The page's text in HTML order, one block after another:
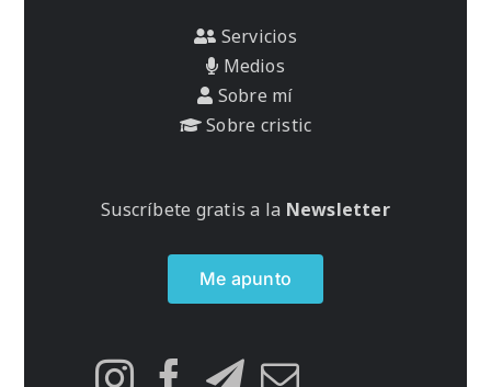
Servicios
Medios
Sobre mí
Sobre cristic
Suscríbete gratis a la Newsletter
Me apunto